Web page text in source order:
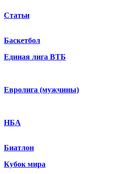
Статьи
Баскетбол
Единая лига ВТБ
Евролига (мужчины)
НБА
Биатлон
Кубок мира